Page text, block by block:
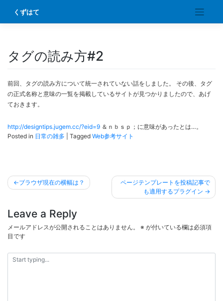
content
くずはて
タグの読み方#2
前回、タグの読み方について統一されていない話をしました。 その後、タグ
の正式名称と意味の一覧を掲載しているサイトが見つかりましたので、あげ
ておきます。
http://designtips.jugem.cc/?eid=9 ＆ｎｂｓｐ；に意味があったとは…。
Posted in 日常の雑多 Tagged Web参考サイト
投
稿
ナ
ビ
ゲ
ー
シ
ブラウザ現在の横幅は？
ページテンプレートを投稿記事で
も適用するプラグイン
Leave a Reply
メールアドレスが公開されることはありません。 ※ が付いている欄は必須項
目です